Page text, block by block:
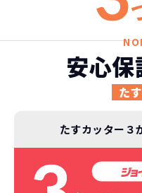
安心
た
たすカッター３